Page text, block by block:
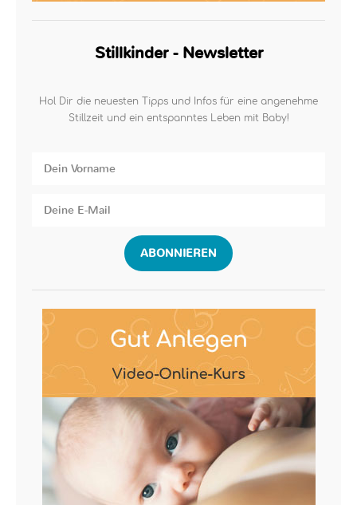
Stillkinder - Newsletter
Hol Dir die neuesten Tipps und Infos für eine angenehme
Stillzeit und ein entspanntes Leben mit Baby!
ABONNIEREN